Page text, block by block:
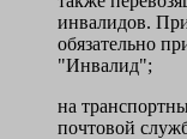
инвалидов.
обязательно
"Инвалид";
на
почтовой